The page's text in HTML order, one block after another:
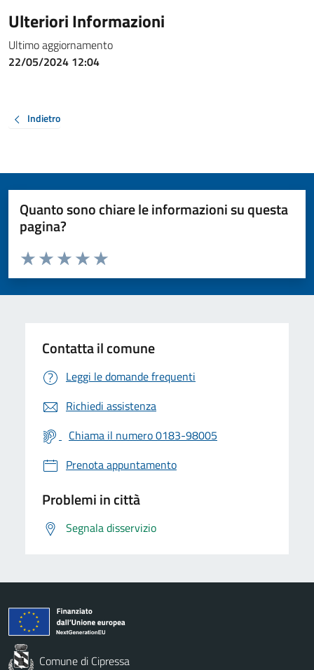
Ulteriori Informazioni
Ultimo aggiornamento
22/05/2024 12:04
Indietro
Quanto sono chiare le informazioni su questa
pagina?
Valuta da 1 a 5 stelle la pagina
Valuta 5 stelle su 5
Valuta 4 stelle su 5
Valuta 3 stelle su 5
Valuta 2 stelle su 5
Valuta 1 stelle su 5
Contatta il comune
Leggi le domande frequenti
Richiedi assistenza
Chiama il numero 0183-98005
Prenota appuntamento
Problemi in città
Segnala disservizio
Comune di Cipressa